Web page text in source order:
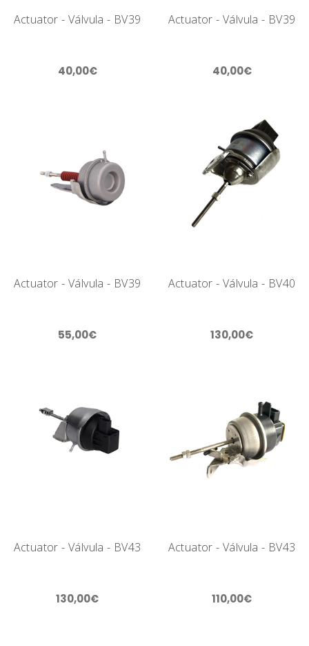
Actuator - Válvula - BV39
40,00€
Actuator - Válvula - BV39
40,00€
Actuator - Válvula - BV39
55,00€
Actuator - Válvula - BV40
130,00€
Actuator - Válvula - BV43
130,00€
Actuator - Válvula - BV43
110,00€